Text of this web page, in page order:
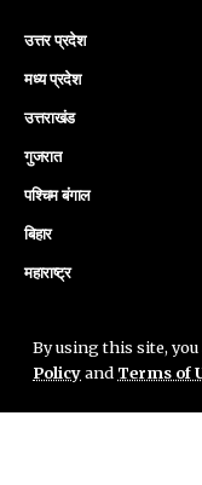
By using this site,
Policyand Terms of
उत्तर प्रदेश
मध्य प्रदेश
उत्तराखंड
गुजरात
पश्चिम बंगाल
बिहार
महाराष्ट्र
Quick Link